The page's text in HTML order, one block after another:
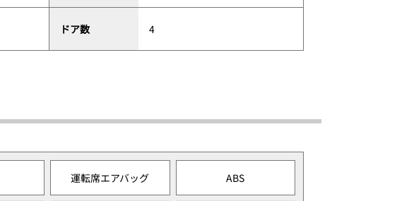
ドア数 4
運転席エアバッグ ABS